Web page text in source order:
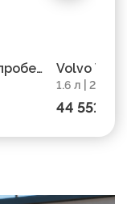
Volvo V70
1.6 л |
44 551